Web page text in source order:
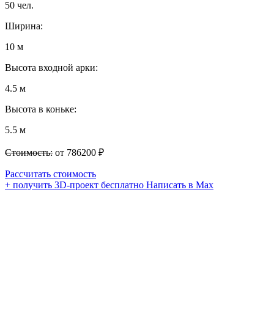
50 чел.
Ширина:
10 м
Высота входной арки:
4.5 м
Высота в коньке:
5.5 м
Стоимость: от 786200 ₽
Рассчитать стоимость
+ получить 3D-проект бесплатно Написать в Max